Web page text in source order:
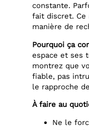
constante.
fait discret. Ce
manière de
Pourquoi ça
espace et ses
montrez que
fiable, pas
le rapproche
À faire au
Ne le